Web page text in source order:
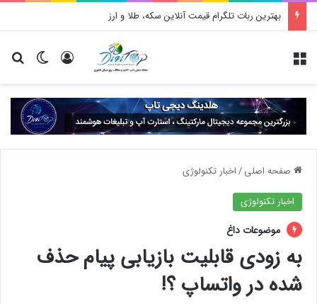
بهترین ربات تلگرام قیمت آنلاین سکه، طلا و ارز
تغییر ورود
صفحه اصلی/اخبار تکنولوژی
اخبار تکنولوژی
موضوعات داغ
به زودی قابلیت بازیابی پیام حذف
شده در واتساپ ؟!